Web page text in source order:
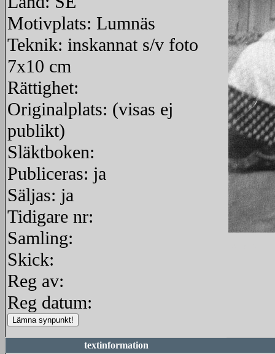
Motivplats: Lumnäs
Teknik: inskannat s/v foto
7x10 cm
Rättighet:
Originalplats: (visas ej
publikt)
Släktboken:
Publiceras: ja
Säljas: ja
Tidigare nr:
Samling:
Skick:
Reg av:
Reg datum:
textinformation